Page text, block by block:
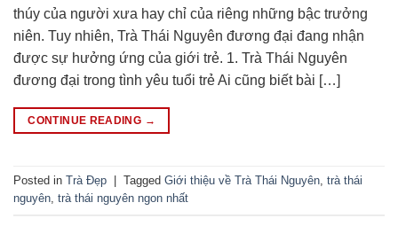
thúy của người xưa hay chỉ của riêng những bậc trưởng
niên. Tuy nhiên, Trà Thái Nguyên đương đại đang nhận
được sự hưởng ứng của giới trẻ. 1. Trà Thái Nguyên
đương đại trong tình yêu tuổi trẻ Ai cũng biết bài […]
CONTINUE READING →
Posted in Trà Đẹp Tagged Giới thiệu về Trà Thái Nguyên, trà thái
nguyên, trà thái nguyên ngon nhất